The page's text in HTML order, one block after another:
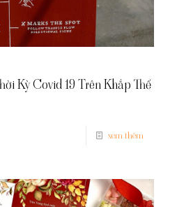
Kỳ Covid 19 Trên Khắp Thế
xem thêm